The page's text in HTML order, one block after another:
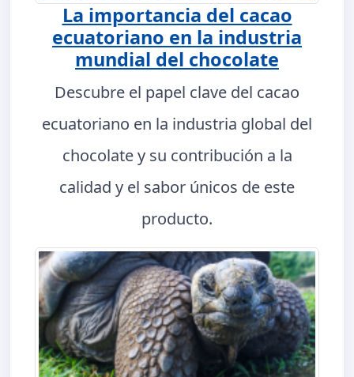
La importancia del cacao
ecuatoriano en la industria
mundial del chocolate
Descubre el papel clave del cacao
ecuatoriano en la industria global del
chocolate y su contribución a la
calidad y el sabor únicos de este
producto.